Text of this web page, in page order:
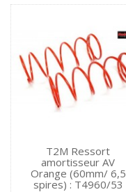
T2M Ressort
amortisseur AV
Orange (60mm/ 6,5
spires) : T4960/53